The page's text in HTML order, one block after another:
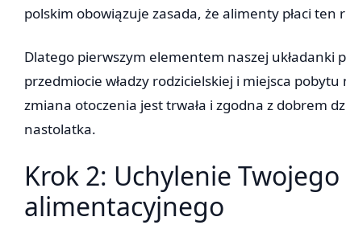
polskim obowiązuje zasada, że alimenty płaci ten
Dlatego pierwszym elementem naszej układanki
przedmiocie władzy rodzicielskiej i miejsca
zmiana otoczenia jest trwała i zgodna z dobrem
nastolatka.
Krok 2: Uchylenie
alimentacyjnego